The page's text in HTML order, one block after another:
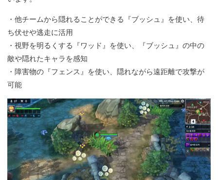
・他チームから隠れることができる『ブッシュ』を使い、待
ち伏せや逃走に活用
・視野を明るくする『ワッド』を使い、『ブッシュ』の中の
敵や隠れたキャラを感知
・障害物の『フェンス』を使い、隠れながら遠距離で攻撃が
可能